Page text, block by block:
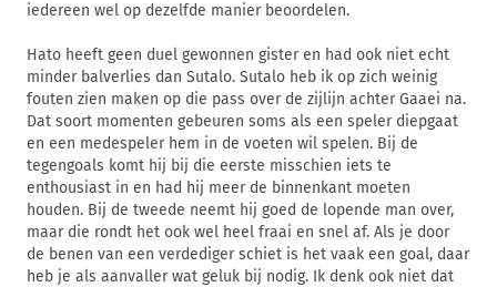
iedereen wel op dezelfde manier beoordelen.
Hato heeft geen duel gewonnen gister en had ook niet echt
minder balverlies dan Sutalo. Sutalo heb ik op zich weinig
fouten zien maken op die pass over de zijlijn achter Gaaei na.
Dat soort momenten gebeuren soms als een speler diepgaat
en een medespeler hem in de voeten wil spelen. Bij de
tegengoals komt hij bij die eerste misschien iets te
enthousiast in en had hij meer de binnenkant moeten
houden. Bij de tweede neemt hij goed de lopende man over,
maar die rondt het ook wel heel fraai en snel af. Als je door
de benen van een verdediger schiet is het vaak een goal, daar
heb je als aanvaller wat geluk bij nodig. Ik denk ook niet dat